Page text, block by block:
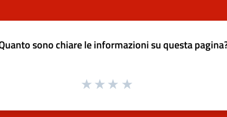
sono chiare le informazioni su questa